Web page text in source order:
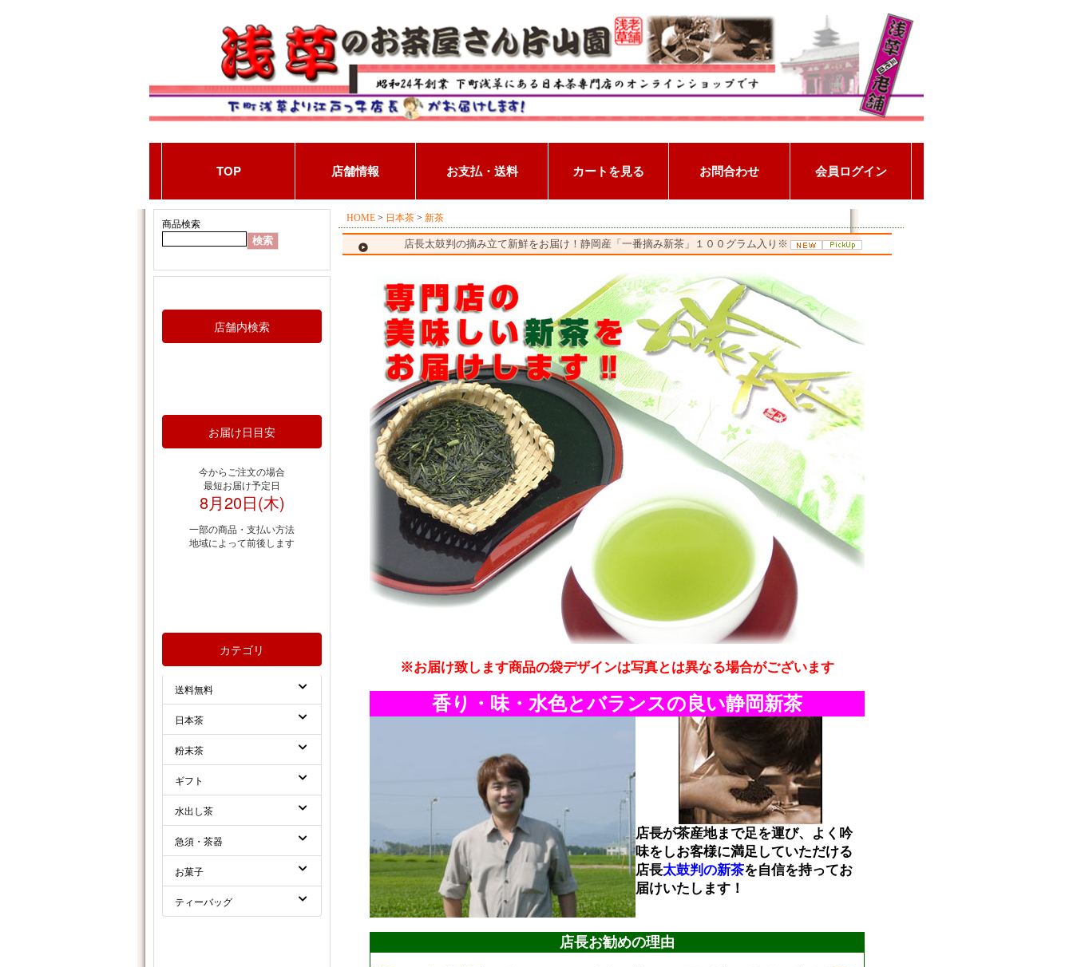
商品検索
HOME > 日本茶 > 新茶
店長太鼓判の摘み立て新鮮をお届け！静岡産「一番摘み新茶」１００グラム入り※
※お届け致します商品の袋デザインは写真とは異なる場合がございます
香り・味・水色とバランスの良い静岡新茶
店長が茶産地まで足を運び、よく吟
味をしお客様に満足していただける
店長太鼓判の新茶を自信を持ってお
届けいたします！
店長お勧めの理由